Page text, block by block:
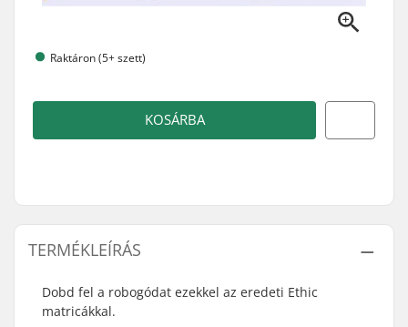
Raktáron (5+ szett)
KOSÁRBA
TERMÉKLEÍRÁS
Dobd fel a robogódat ezekkel az eredeti Ethic
matricákkal.